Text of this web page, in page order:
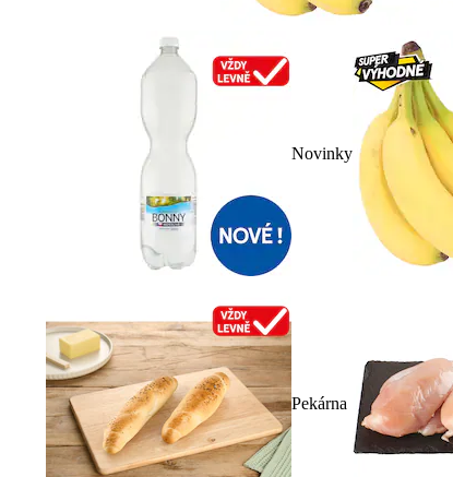
Novinky
Pekárna